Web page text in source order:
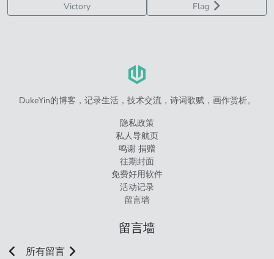
Victory
Flag
DukeYin的博客，记录生活，技术交流，诗词歌赋，画作赏析。
隐私政策
私人导航页
鸣谢 捐赠
往期封面
免费好用软件
活动记录
留言墙
留言墙
所有留言